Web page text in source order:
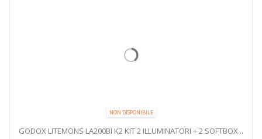
NON DISPONIBILE
GODOX LITEMONS LA200BI K2 KIT 2 ILLUMINATORI + 2 SOFTBOX...